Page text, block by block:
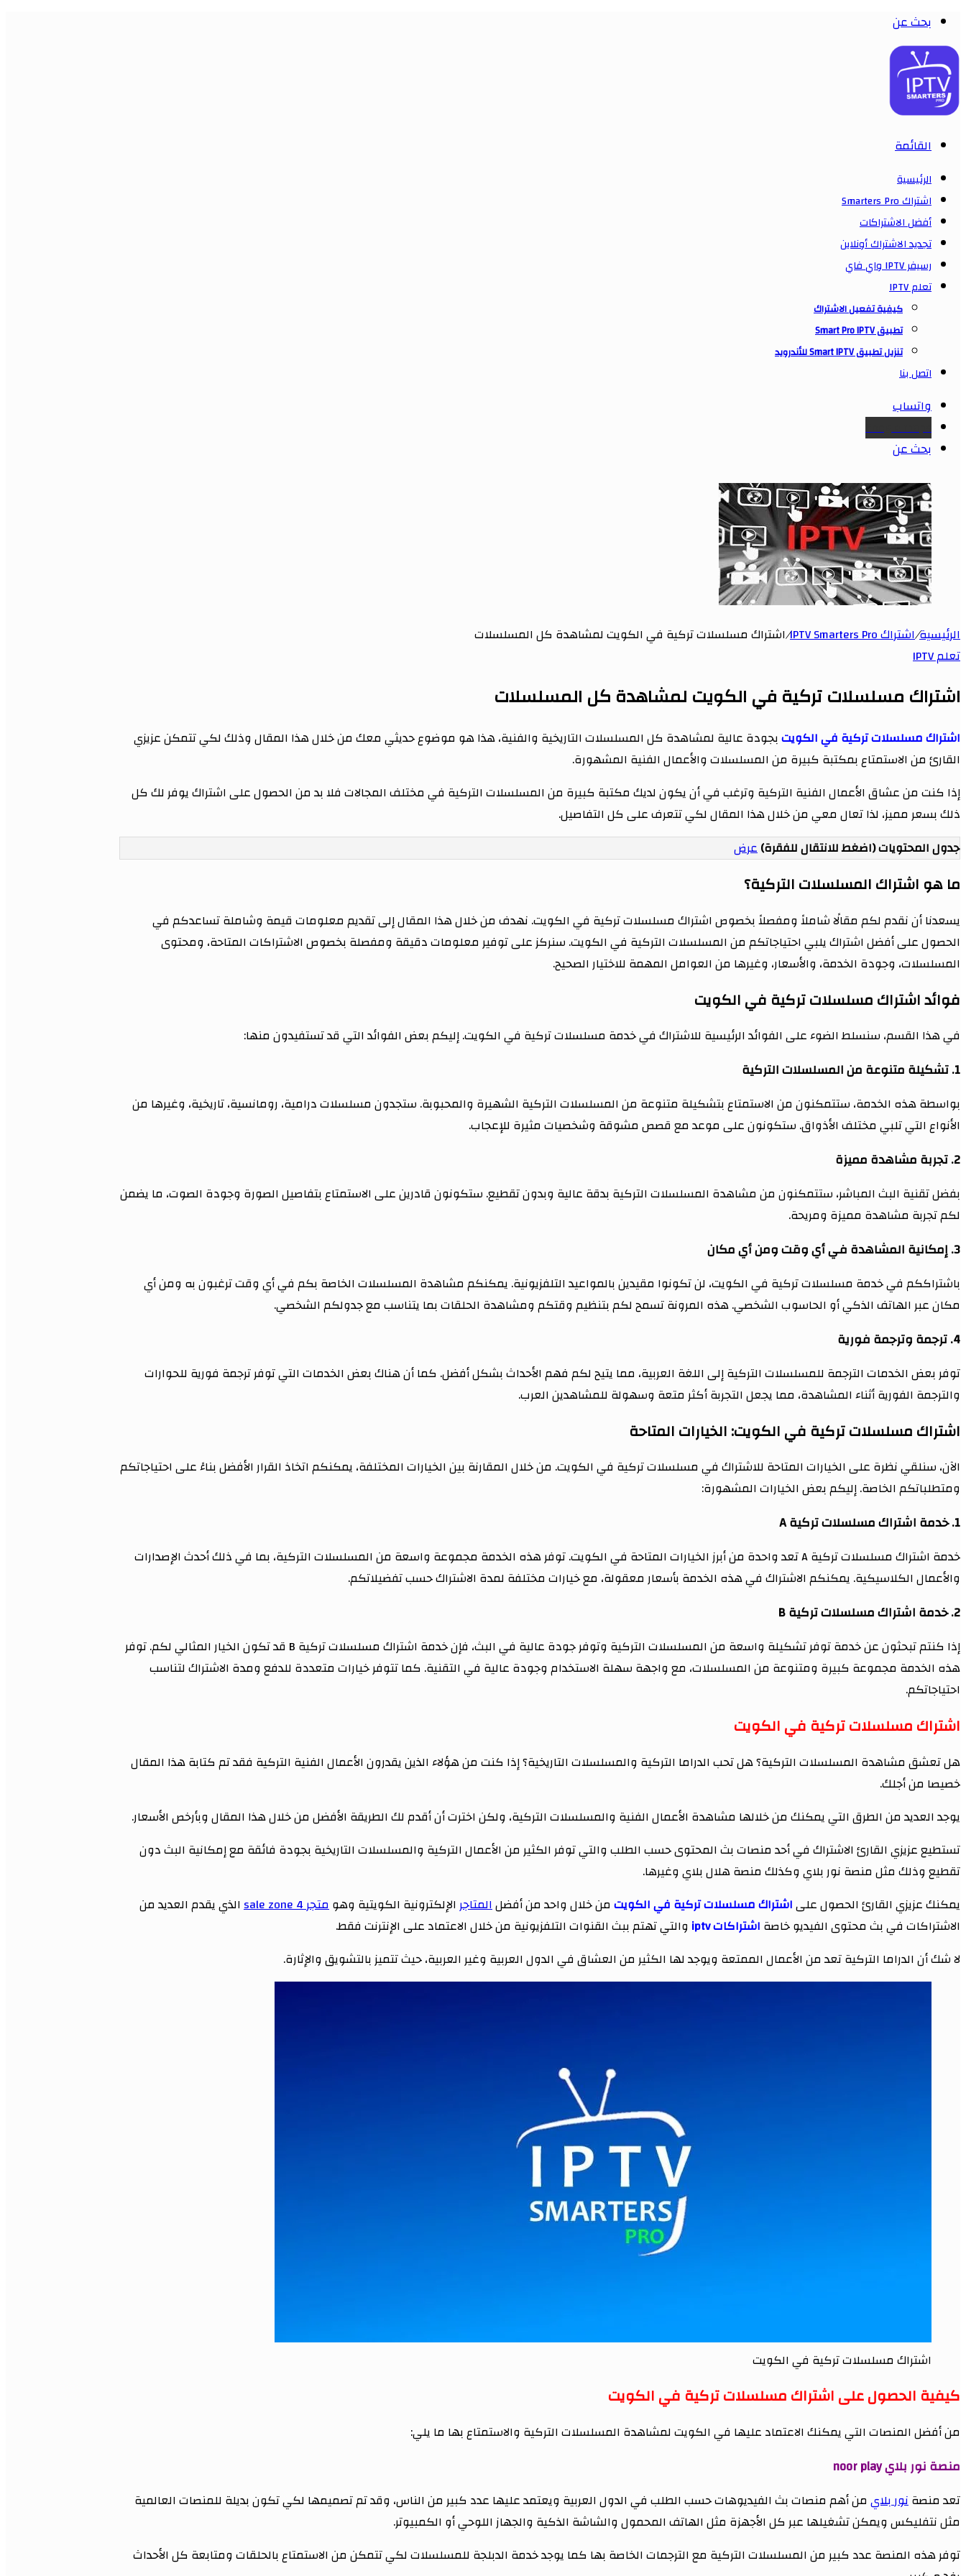
بحث عن
القائمة
الرئيسية
اشتراك Smarters Pro
أفضل الاشتراكات
تجديد الاشتراك أونلاين
رسيفر IPTV واي فاي
تعلم IPTV
كيفية تفعيل الاشتراك
تطبيق Smart Pro IPTV
تنزيل تطبيق Smart IPTV للأندرويد
اتصل بنا
واتساب
Google maps
بحث عن
الرئيسية/اشتراك IPTV Smarters Pro /اشتراك مسلسلات تركية في الكويت لمشاهدة كل المسلسلات
تعلم IPTV
اشتراك مسلسلات تركية في الكويت لمشاهدة كل المسلسلات
اشتراك مسلسلات تركية في الكويتبجودة عالية لمشاهدة كل المسلسلات التاريخية والفنية، هذا هو موضوع حديثي معك من خلال هذا المقال وذلك لكي تتمكن عزيزي
القارئ من الاستمتاع بمكتبة كبيرة من المسلسلات والأعمال الفنية المشهورة.
إذا كنت من عشاق الأعمال الفنية التركية وترغب في أن يكون لديك مكتبة كبيرة من المسلسلات التركية في مختلف المجالات فلا بد من الحصول على اشتراك يوفر لك كل
ذلك بسعر مميز، لذا تعال معي من خلال هذا المقال لكي تتعرف على كل التفاصيل.
جدول المحتويات (اضغط للانتقال للفقرة)عرض
ما هو اشتراك المسلسلات التركية؟
يسعدنا أن نقدم لكم مقالًا شاملاً ومفصلاً بخصوص اشتراك مسلسلات تركية في الكويت. نهدف من خلال هذا المقال إلى تقديم معلومات قيمة وشاملة تساعدكم في
الحصول على أفضل اشتراك يلبي احتياجاتكم من المسلسلات التركية في الكويت. سنركز على توفير معلومات دقيقة ومفصلة بخصوص الاشتراكات المتاحة، ومحتوى
المسلسلات، وجودة الخدمة، والأسعار، وغيرها من العوامل المهمة للاختيار الصحيح.
فوائد اشتراك مسلسلات تركية في الكويت
في هذا القسم، سنسلط الضوء على الفوائد الرئيسية للاشتراك في خدمة مسلسلات تركية في الكويت. إليكم بعض الفوائد التي قد تستفيدون منها:
1. تشكيلة متنوعة من المسلسلات التركية
بواسطة هذه الخدمة، ستتمكنون من الاستمتاع بتشكيلة متنوعة من المسلسلات التركية الشهيرة والمحبوبة. ستجدون مسلسلات درامية، رومانسية، تاريخية، وغيرها من
الأنواع التي تلبي مختلف الأذواق. ستكونون على موعد مع قصص مشوقة وشخصيات مثيرة للإعجاب.
2. تجربة مشاهدة مميزة
بفضل تقنية البث المباشر، ستتمكنون من مشاهدة المسلسلات التركية بدقة عالية وبدون تقطيع. ستكونون قادرين على الاستمتاع بتفاصيل الصورة وجودة الصوت، ما يضمن
لكم تجربة مشاهدة مميزة ومريحة.
3. إمكانية المشاهدة في أي وقت ومن أي مكان
باشتراككم في خدمة مسلسلات تركية في الكويت، لن تكونوا مقيدين بالمواعيد التلفزيونية. يمكنكم مشاهدة المسلسلات الخاصة بكم في أي وقت ترغبون به ومن أي
مكان عبر الهاتف الذكي أو الحاسوب الشخصي. هذه المرونة تسمح لكم بتنظيم وقتكم ومشاهدة الحلقات بما يتناسب مع جدولكم الشخصي.
4. ترجمة وترجمة فورية
توفر بعض الخدمات الترجمة للمسلسلات التركية إلى اللغة العربية، مما يتيح لكم فهم الأحداث بشكل أفضل. كما أن هناك بعض الخدمات التي توفر ترجمة فورية للحوارات
والترجمة الفورية أثناء المشاهدة، مما يجعل التجربة أكثر متعة وسهولة للمشاهدين العرب.
اشتراك مسلسلات تركية في الكويت: الخيارات المتاحة
الآن، سنلقي نظرة على الخيارات المتاحة للاشتراك في مسلسلات تركية في الكويت. من خلال المقارنة بين الخيارات المختلفة، يمكنكم اتخاذ القرار الأفضل بناءً على احتياجاتكم
ومتطلباتكم الخاصة. إليكم بعض الخيارات المشهورة:
1. خدمة اشتراك مسلسلات تركية A
خدمة اشتراك مسلسلات تركية A تعد واحدة من أبرز الخيارات المتاحة في الكويت. توفر هذه الخدمة مجموعة واسعة من المسلسلات التركية، بما في ذلك أحدث الإصدارات
والأعمال الكلاسيكية. يمكنكم الاشتراك في هذه الخدمة بأسعار معقولة، مع خيارات مختلفة لمدة الاشتراك حسب تفضيلاتكم.
2. خدمة اشتراك مسلسلات تركية B
إذا كنتم تبحثون عن خدمة توفر تشكيلة واسعة من المسلسلات التركية وتوفر جودة عالية في البث، فإن خدمة اشتراك مسلسلات تركية B قد تكون الخيار المثالي لكم. توفر
هذه الخدمة مجموعة كبيرة ومتنوعة من المسلسلات، مع واجهة سهلة الاستخدام وجودة عالية في التقنية. كما تتوفر خيارات متعددة للدفع ومدة الاشتراك لتناسب
احتياجاتكم.
اشتراك مسلسلات تركية في الكويت
هل تعشق مشاهدة المسلسلات التركية؟ هل تحب الدراما التركية والمسلسلات التاريخية؟ إذا كنت من هؤلاء الذين يقدرون الأعمال الفنية التركية فقد تم كتابة هذا المقال
خصيصا من أجلك.
يوجد العديد من الطرق التي يمكنك من خلالها مشاهدة الأعمال الفنية والمسلسلات التركية، ولكن اخترت أن أقدم لك الطريقة الأفضل من خلال هذا المقال وبأرخص الأسعار.
تستطيع عزيزي القارئ الاشتراك في أحد منصات بث المحتوى حسب الطلب والتي توفر الكثير من الأعمال التركية والمسلسلات التاريخية بجودة فائقة مع إمكانية البث دون
تقطيع وذلك مثل منصة نور بلاي وكذلك منصة هلال بلاي وغيرها.
يمكنك عزيزي القارئ الحصول علىاشتراك مسلسلات تركية في الكويت من خلال واحد من أفضلالمتاجر الإلكترونية الكويتية وهومتجر 4 sale zone
الذي يقدم العديد من
الاشتراكات في بث محتوى الفيديو خاصة اشتراكات iptv
والتي تهتم ببث القنوات التلفزيونية من خلال الاعتماد على الإنترنت فقط.
لا شك أن الدراما التركية تعد من الأعمال الممتعة ويوجد لها الكثير من العشاق في الدول العربية وغير العربية، حيث تتميز بالتشويق والإثارة.
اشتراك مسلسلات تركية في الكويت
كيفية الحصول على اشتراك مسلسلات تركية في الكويت
من أفضل المنصات التي يمكنك الاعتماد عليها في الكويت لمشاهدة المسلسلات التركية والاستمتاع بها ما يلي:
منصة نور بلاي noor play
تعد منصةنور بلاي من أهم منصات بث الفيديوهات حسب الطلب في الدول العربية ويعتمد عليها عدد كبير من الناس، وقد تم تصميمها لكي تكون بديلة للمنصات العالمية
مثل نتفليكس ويمكن تشغيلها عبر كل الأجهزة مثل الهاتف المحمول والشاشة الذكية والجهاز اللوحي أو الكمبيوتر.
توفر هذه المنصة عدد كبير من المسلسلات التركية مع الترجمات الخاصة بها كما يوجد خدمة الدبلجة للمسلسلات لكي تتمكن من الاستمتاع بالحلقات ومتابعة كل الأحداث